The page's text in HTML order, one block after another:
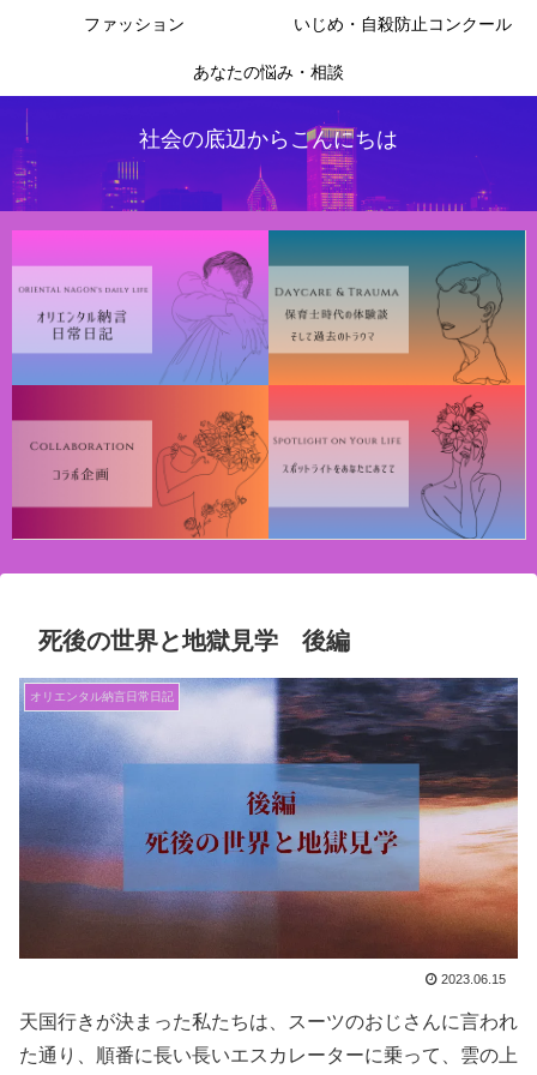
社会の底辺からこんにちは
ファッション いじめ・自殺防止コンクール
あなたの悩み・相談
死後の世界と地獄見学 後編
オリエンタル納言日常日記
2023.06.15
天国行きが決まった私たちは、スーツのおじさんに言われ
た通り、順番に長い長いエスカレーターに乗って、雲の上